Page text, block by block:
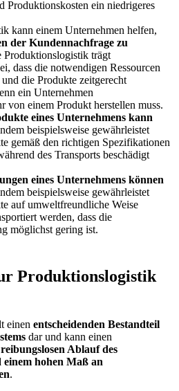
Produktionskosten ein niedrigeres
kann einem Unternehmen helfen,
der Kundennachfrage zu
Produktionslogistik trägt
dass die notwendigen Ressourcen
die Produkte zeitgerecht
ein Unternehmen
von einem Produkt herstellen muss.
eines Unternehmens kann
beispielsweise gewährleistet
gemäß den richtigen Spezifikationen
des Transports beschädigt
eines Unternehmens können
beispielsweise gewährleistet
auf umweltfreundliche Weise
werden, dass die
möglichst gering ist.
Produktionslogistik
einen entscheidenden Bestandteil
dar und kann einen
Ablauf des
einem hohen Maß an
.